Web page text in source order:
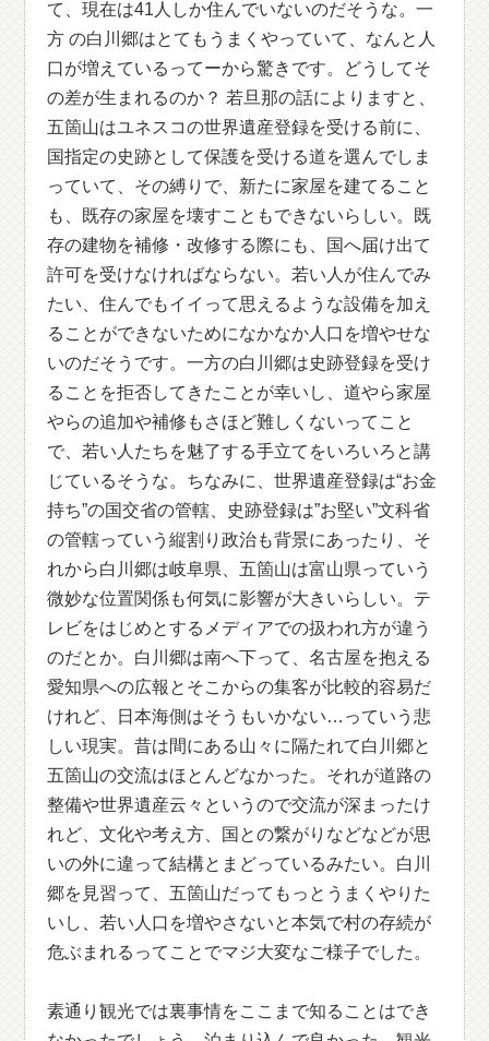
て、現在は41人しか住んでいないのだそうな。一
方 の白川郷はとてもうまくやっていて、なんと人
口が増えているってーから驚きです。どうしてそ
の差が生まれるのか？ 若旦那の話によりますと、
五箇山はユネスコの世界遺産登録を受ける前に、
国指定の史跡として保護を受ける道を選んでしま
っていて、その縛りで、新たに家屋を建てること
も、既存の家屋を壊すこともできないらしい。既
存の建物を補修・改修する際にも、国へ届け出て
許可を受けなければならない。若い人が住んでみ
たい、住んでもイイって思えるような設備を加え
ることができないためになかなか人口を増やせな
いのだそうです。一方の白川郷は史跡登録を受け
ることを拒否してきたことが幸いし、道やら家屋
やらの追加や補修もさほど難しくないってこと
で、若い人たちを魅了する手立てをいろいろと講
じているそうな。ちなみに、世界遺産登録は“お金
持ち”の国交省の管轄、史跡登録は”お堅い”文科省
の管轄っていう縦割り政治も背景にあったり、そ
れから白川郷は岐阜県、五箇山は富山県っていう
微妙な位置関係も何気に影響が大きいらしい。テ
レビをはじめとするメディアでの扱われ方が違う
のだとか。白川郷は南へ下って、名古屋を抱える
愛知県への広報とそこからの集客が比較的容易だ
けれど、日本海側はそうもいかない…っていう悲
しい現実。昔は間にある山々に隔たれて白川郷と
五箇山の交流はほとんどなかった。それが道路の
整備や世界遺産云々というので交流が深まったけ
れど、文化や考え方、国との繋がりなどなどが思
いの外に違って結構とまどっているみたい。白川
郷を見習って、五箇山だってもっとうまくやりた
いし、若い人口を増やさないと本気で村の存続が
危ぶまれるってことでマジ大変なご様子でした。
素通り観光では裏事情をここまで知ることはでき